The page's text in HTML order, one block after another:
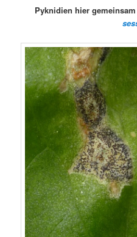
Pyknidien hier